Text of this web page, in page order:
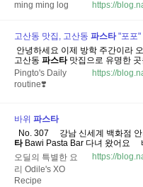
국할매" 다녀왔습니다 ​ 주말에 급
ming ming log https://
고산동 맛집, 고산동 파스타"포포"
안녕하세요 이제 방학 주간이라
고산동 파스타맛집으로 유명한
경기도 의정부시 물내음길 56 1층
맛집이 많은 곳이 있는데 그곳에
집 근처...
Pingto's Daily
routine❣️
https://
바위 파스타
No. 307 ​ ​ ​ ​ 강남 신세계 백화점
타Bawi Pasta Bar 다녀 왔어요
을 일으킨 파인다이닝 레스토랑
카세로 큰 인기를 끌었으며, 한남
오딜의 특별한 요
리 Odile's XO
Recipe
https://